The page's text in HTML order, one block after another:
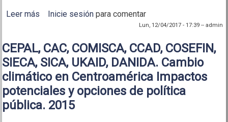
Leer más sobre Impactos Potenciales del Cambio Climático
sobre los Granos Básicos en CA.
Inicie sesión para comentar
Lun, 12/04/2017 - 17:39-- admin
CEPAL, CAC, COMISCA, CCAD, COSEFIN,
SIECA, SICA, UKAID, DANIDA. Cambio
climático en Centroamérica Impactos
potenciales y opciones de política
pública. 2015